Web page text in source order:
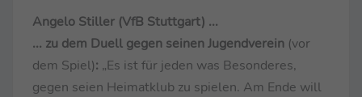
Angelo Stiller (VfB Stuttgart) ...
... zu dem Duell gegen seinen Jugendverein (vor
dem Spiel): „Es ist für jeden was Besonderes,
gegen seien Heimatklub zu spielen. Am Ende will